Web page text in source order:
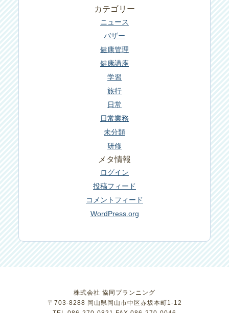
カテゴリー
ニュース
バザー
健康管理
健康講座
学習
旅行
日常
日常業務
未分類
研修
メタ情報
ログイン
投稿フィード
コメントフィード
WordPress.org
株式会社 協同プランニング
〒703-8288 岡山県岡山市中区赤坂本町1-12